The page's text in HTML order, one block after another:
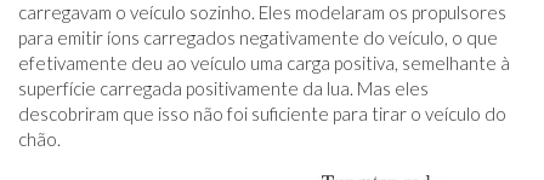
carregavam o veículo sozinho. Eles modelaram os propulsores
para emitir íons carregados negativamente do veículo, o que
efetivamente deu ao veículo uma carga positiva, semelhante à
superfície carregada positivamente da lua. Mas eles
descobriram que isso não foi suficiente para tirar o veículo do
chão.